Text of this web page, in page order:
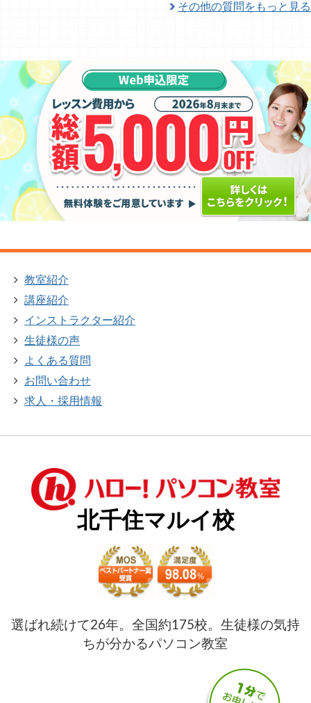
その他の質問をもっと見る
教室紹介
講座紹介
インストラクター紹介
生徒様の声
よくある質問
お問い合わせ
求人・採用情報
北千住マルイ校
選ばれ続けて26年。全国約175校。生徒様の気持
ちが分かるパソコン教室